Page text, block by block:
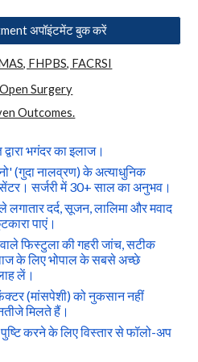
अपॉइंटमेंट बुक करें
FHPBS, FACRSI
Surgery
Outcomes.
भगंदर का इलाज।
(गुदा नालव्रण) के अत्याधुनिक
सर्जरी में 30+ साल का अनुभव।
दर्द, सूजन, लालिमा और मवाद
पाएं।
फिस्टुला की गहरी जांच, सटीक
के लिए भोपाल के सबसे अच्छे
लें।
(मांसपेशी) को नुकसान नहीं
मिलते हैं।
करने के लिए विस्तार से फॉलो-अप